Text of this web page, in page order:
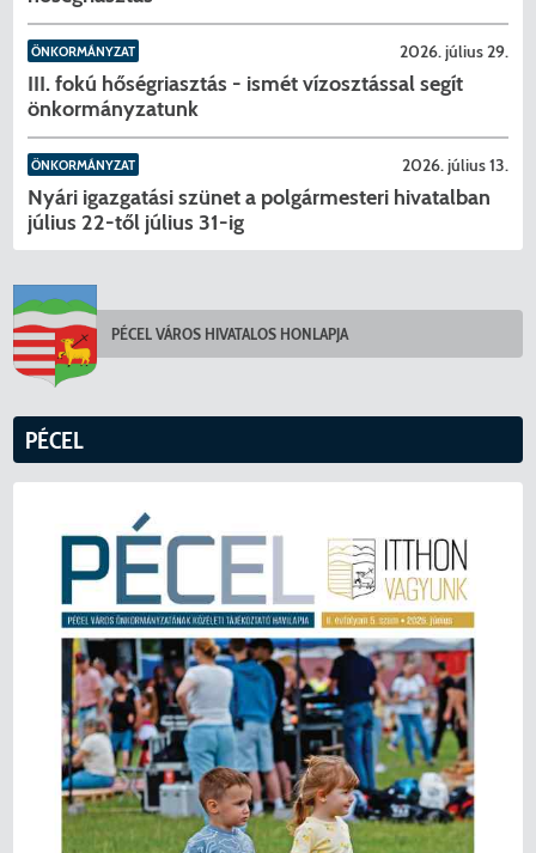
ÖNKORMÁNYZAT 2026. július 29.
III. fokú hőségriasztás - ismét vízosztással segít
önkormányzatunk
ÖNKORMÁNYZAT 2026. július 13.
Nyári igazgatási szünet a polgármesteri hivatalban
július 22-től július 31-ig
PÉCEL VÁROS HIVATALOS HONLAPJA
PÉCEL
KERESÉS